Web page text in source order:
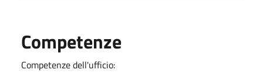
Competenze
Competenze dell'ufficio: